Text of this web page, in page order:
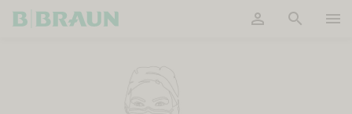
person search menu